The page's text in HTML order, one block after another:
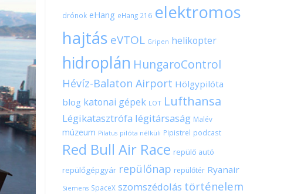
drónok eHang eHang 216 elektromos
hajtás eVTOL Gripen helikopter
hidroplán HungaroControl
Hévíz-Balaton Airport Hölgypilóta
blog katonai gépek LOT Lufthansa
Légikatasztrófa légitársaság Malév
múzeum Pilatus pilóta nélküli Pipistrel podcast
Red Bull Air Race repülő autó
repülőgépgyár repülőnap repülőtér Ryanair
Siemens SpaceX szomszédolás történelem